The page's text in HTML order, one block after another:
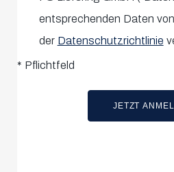
entsprechenden Daten
der Datenschutzrichtlinie
* Pflichtfeld
JETZT